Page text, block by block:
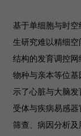
基于单细胞与时
生研究难以精细空
结构的发育调控
物种与亲本等位
示了心脏与大脑
受体与疾病易感
筛查、病因分析及